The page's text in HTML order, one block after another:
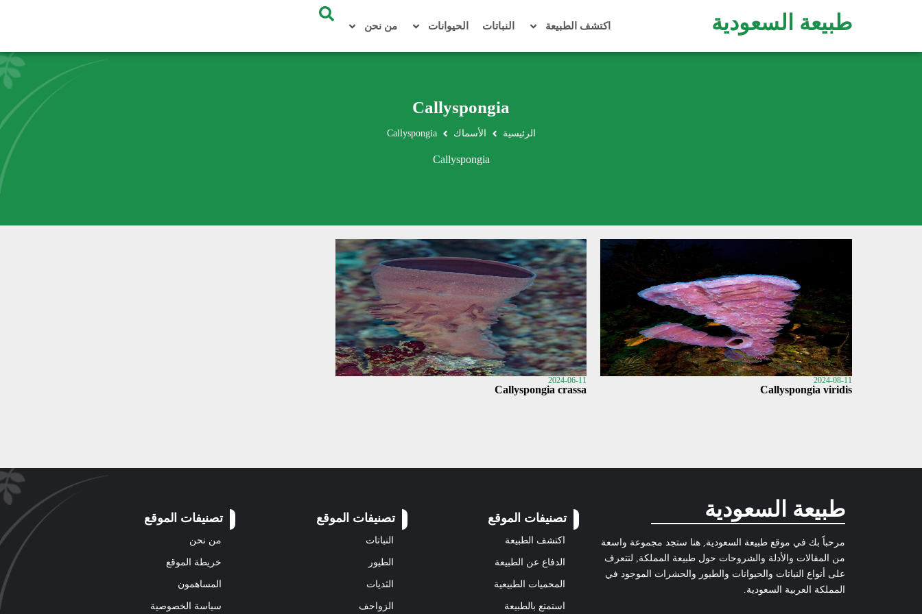
طبيعة السعودية اكتشف الطبيعة النباتات الحيوانات من نحن
Callyspongia
الرئيسية الأسماك Callyspongia
Callyspongia
2024-08-11
Callyspongia viridis
2024-06-11
Callyspongia crassa
طبيعة السعودية
مرحباً بك في موقع طبيعة السعودية, هنا ستجد مجموعة واسعة
من المقالات والأدلة والشروحات حول طبيعة المملكة, لتتعرف
على أنواع النباتات والحيوانات والطيور والحشرات الموجود في
المملكة العربية السعودية.
تصنيفات الموقع
اكتشف الطبيعة
الدفاع عن الطبيعة
المحميات الطبيعية
استمتع بالطبيعة
تصنيفات الموقع
النباتات
الطيور
الثديات
الزواحف
تصنيفات الموقع
من نحن
خريطة الموقع
المساهمون
سياسة الخصوصية